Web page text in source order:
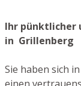
Ihr pünktlicher
in Grillenberg
Sie haben sich